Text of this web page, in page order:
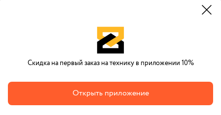
Заказы от клиентов
Скидка на первый заказ на технику в приложении 10%
Открыть приложение